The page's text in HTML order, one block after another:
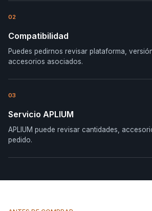
02
Compatibilidad
Puedes pedirnos revisar plataforma,
accesorios asociados.
03
Servicio APLIUM
APLIUM puede revisar cantidades,
pedido.